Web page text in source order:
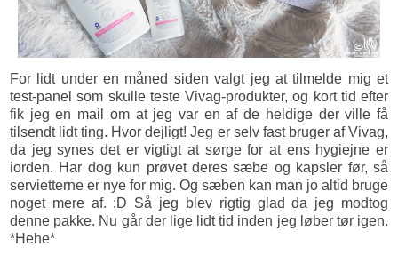
For lidt under en måned siden valgt jeg at tilmelde mig et
test-panel som skulle teste Vivag-produkter, og kort tid efter
fik jeg en mail om at jeg var en af de heldige der ville få
tilsendt lidt ting. Hvor dejligt! Jeg er selv fast bruger af Vivag,
da jeg synes det er vigtigt at sørge for at ens hygiejne er
iorden. Har dog kun prøvet deres sæbe og kapsler før, så
servietterne er nye for mig. Og sæben kan man jo altid bruge
noget mere af. :D Så jeg blev rigtig glad da jeg modtog
denne pakke. Nu går der lige lidt tid inden jeg løber tør igen.
*Hehe*